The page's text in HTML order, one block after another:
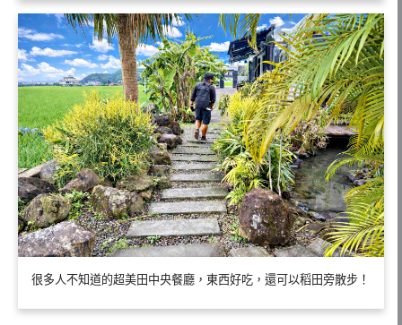
很多人不知道的超美田中央餐廳，東西好吃，還可以稻田旁散步！